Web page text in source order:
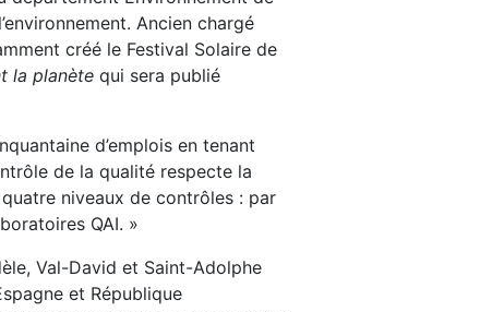
Ancien chargé
créé le Festival Solaire de
la planète qui sera publié
d’emplois en tenant
de la qualité respecte la
niveaux de contrôles : par
QAI. »
Val-David et Saint-Adolphe
et République